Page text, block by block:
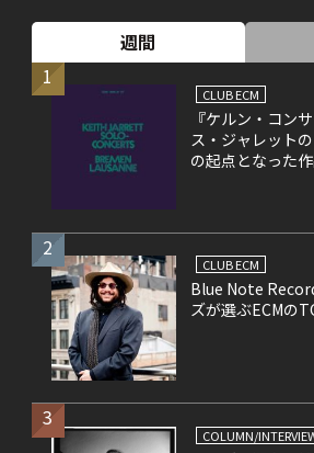
週間
1
CLUB ECM
『ケルン・コン
ス・ジャレット
の起点となった
2
CLUB ECM
Blue Note
ズが選ぶECMの
3
COLUMN/